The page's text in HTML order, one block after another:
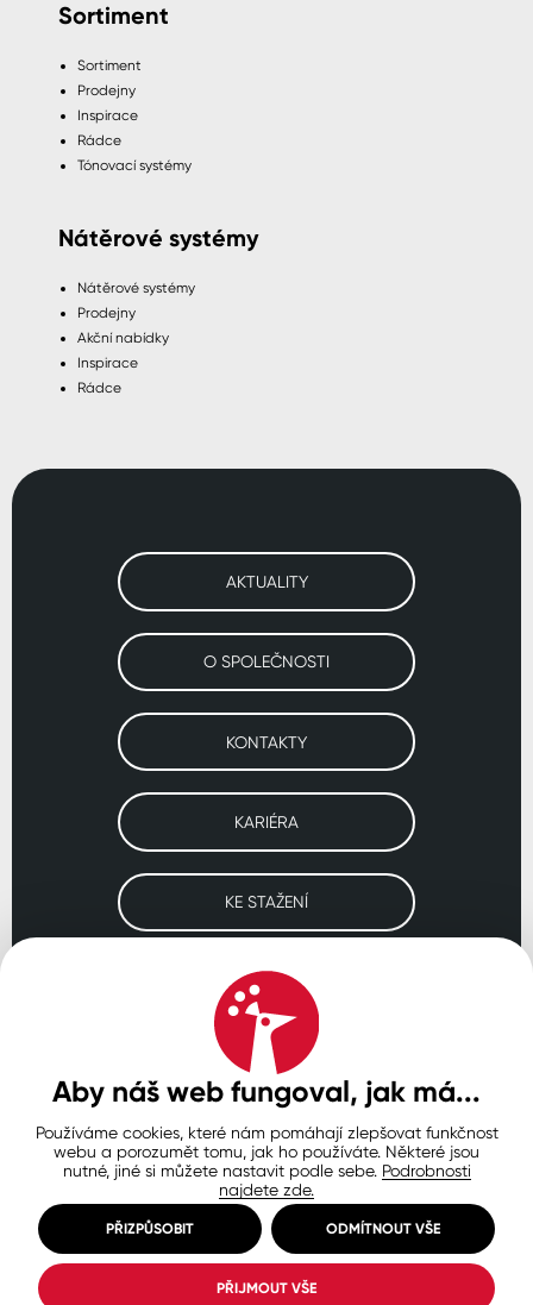
Sortiment
Sortiment
Prodejny
Inspirace
Rádce
Tónovací systémy
Nátěrové systémy
Nátěrové systémy
Prodejny
Akční nabídky
Inspirace
Rádce
AKTUALITY
O SPOLEČNOSTI
KONTAKTY
KARIÉRA
KE STAŽENÍ
Navštivte naše pobočky
SLOVENSKO POLSKO
Ochrana osobních údajů
Zásady používání souborů cookie
Nastavení cookies
© Copyright 2026 COLORLAK
Created by inCUBE
Aby náš web fungoval, jak má...
Používáme cookies, které nám pomáhají zlepšovat funkčnost
webu a porozumět tomu, jak ho používáte. Některé jsou
nutné, jiné si můžete nastavit podle sebe. Podrobnosti
najdete zde.
PŘIZPŮSOBIT ODMÍTNOUT VŠE
PŘIJMOUT VŠE